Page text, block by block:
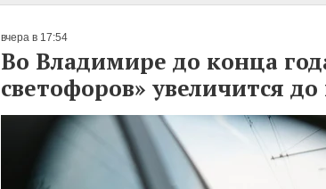
вчера в 17:54
Во Владимире до конца
светофоров» увеличится